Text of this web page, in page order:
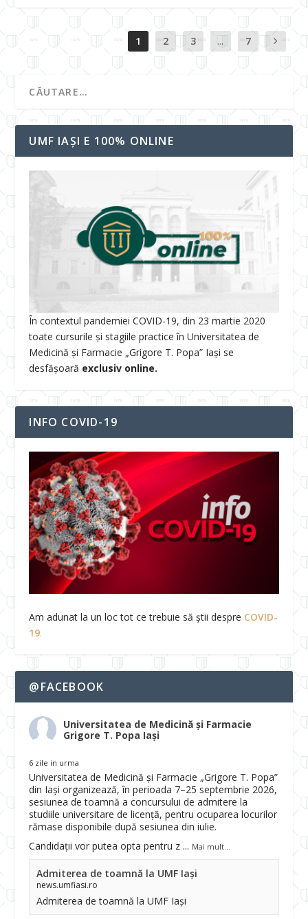
1 2 3 ... 7
UMF IAȘI E 100% ONLINE
În contextul pandemiei COVID-19, din 23 martie 2020
toate cursurile și stagiile practice în Universitatea de
Medicină și Farmacie „Grigore T. Popa” Iași se
desfășoară exclusiv online.
INFO COVID-19
Am adunat la un loc tot ce trebuie să știi despre COVID-
19.
@FACEBOOK
Universitatea de Medicină și Farmacie
Grigore T. Popa Iași
6 zile in urma
Universitatea de Medicină și Farmacie „Grigore T. Popa”
din Iași organizează, în perioada 7–25 septembrie 2026,
sesiunea de toamnă a concursului de admitere la
studiile universitare de licență, pentru ocuparea locurilor
rămase disponibile după sesiunea din iulie.
Candidații vor putea opta pentru z ... Mai mult...
Admiterea de toamnă la UMF Iași
news.umfiasi.ro
Admiterea de toamnă la UMF Iași